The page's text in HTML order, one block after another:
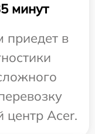
минут
приедет в
центр Acer.